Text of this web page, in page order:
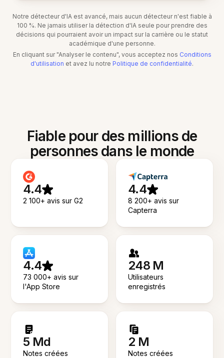
Notre détecteur d'IA est avancé, mais aucun détecteur n'est fiable à
100 %. Ne jamais utiliser la détection d'IA seule pour prendre des
décisions qui pourraient avoir un impact sur la carrière ou le statut
académique d'une personne.
En cliquant sur "Analyser le contenu", vous acceptez nos Conditions
d'utilisation et avez lu notre Politique de confidentialité.
Fiable pour des millions de
personnes dans le monde
4.4
2 100+ avis sur G2
4.4
8 200+ avis sur
Capterra
4.4
73 000+ avis sur
l'App Store
248 M
Utilisateurs
enregistrés
5 Md
Notes créées
2 M
Notes créées